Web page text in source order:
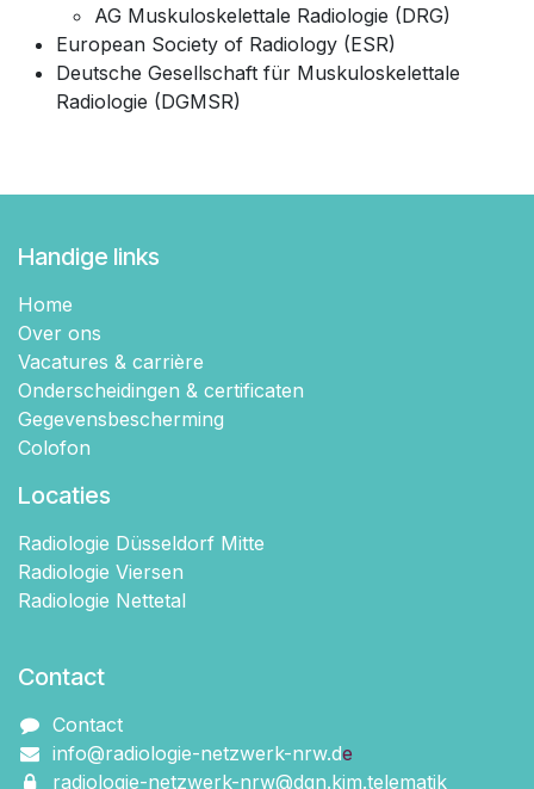
AG Muskuloskelettale Radiologie (DRG)
European Society of Radiology (ESR)
Deutsche Gesellschaft für Muskuloskelettale
Radiologie (DGMSR)
Handige links
Home
Over ons
Vacatures & carrière
Onderscheidingen & certificaten
Gegevensbescherming
Colofon
Locaties
Radiologie Düsseldorf Mitte
Radiologie Viersen
Radiologie Nettetal
Contact
Contact
info@radiologie-netzwerk-nrw.de
radiologie-netzwerk-nrw@dgn.kim.telematik